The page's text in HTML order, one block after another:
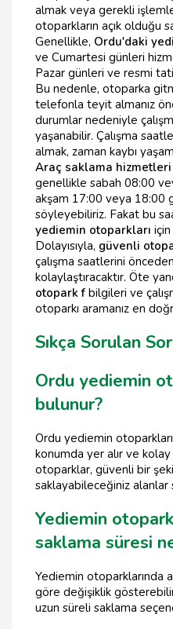
almak veya gerekli
otoparkların açık olduğu
Genellikle, Ordu'daki
ve Cumartesi günleri
Pazar günleri ve resmi
Bu nedenle, otoparka
telefonla teyit almanız
durumlar nedeniyle
yaşanabilir. Çalışma
almak, zaman kaybı
Araç saklama hizmetleri
genellikle sabah 08:00
akşam 17:00 veya 18:00
söyleyebiliriz. Fakat bu
yediemin otoparkları
Dolayısıyla, güvenli
çalışma saatlerini
kolaylaştıracaktır. Öte
otopark f bilgileri ve
otoparkı aramanız en
Sıkça Sorulan
Ordu yediemin
bulunur?
Ordu yediemin
konumda yer alır ve kolay
otoparklar, güvenli bir
saklayabileceğiniz alanlar
Yediemin
saklama süresi
Yediemin otoparklarında
göre değişiklik
uzun süreli saklama